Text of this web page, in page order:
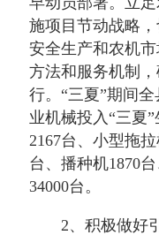
施项目节动战略
安全生产和农机
方法和服务机制
行。“三夏”期间
业机械投入“三夏
2167台、小型拖
台、播种机1870
34000台。
2、积极做好